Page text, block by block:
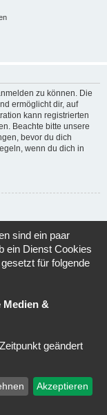
zu können. Die
ermöglicht dir, auf
kann registrierten
Beachte bitte unsere
bevor du dich
wenn du dich in
Alle Zeiten sind
Limited
sind ein paar
ein Dienst Cookies
für folgende
Medien &
geändert
Akzeptieren